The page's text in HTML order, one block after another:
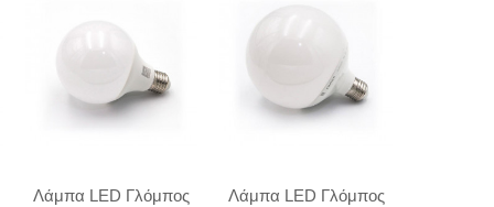
Λάμπα LED Γλόμπος
Λάμπα LED Γλόμπος